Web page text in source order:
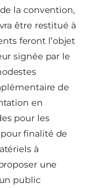
la convention,
être restitué à
feront l’objet
signée par le
de
en
pour les
finalité de
à
une
public